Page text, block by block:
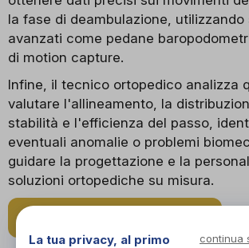
la fase di deambulazione, utilizzando
avanzati come pedane
di motion capture.
Infine, il tecnico ortopedico analizza
valutare l'allineamento, la
stabilità e l'efficienza del passo,
eventuali anomalie o problemi
guidare la progettazione e la
soluzioni ortopediche su misura.
La tua privacy, al primo
continua